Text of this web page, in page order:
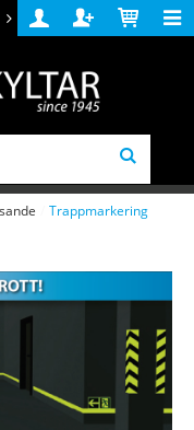
Logga
in
Skapa
konto
Varukorg
Trappmarkering